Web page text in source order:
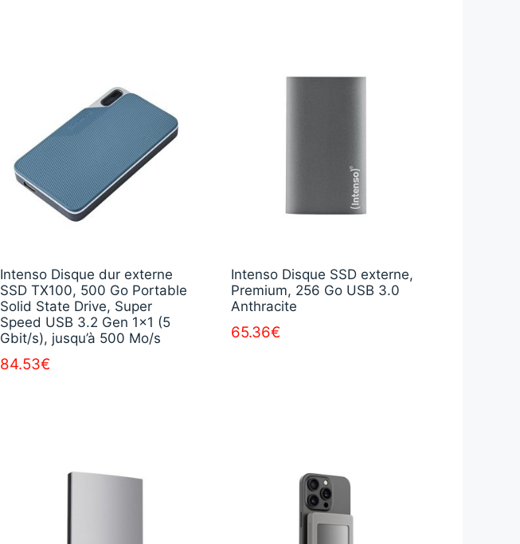
Intenso Disque dur externe
SSD TX100, 500 Go Portable
Solid State Drive, Super
Speed USB 3.2 Gen 1×1 (5
Gbit/s), jusqu’à 500 Mo/s
84.53€
Intenso Disque SSD externe,
Premium, 256 Go USB 3.0
Anthracite
65.36€